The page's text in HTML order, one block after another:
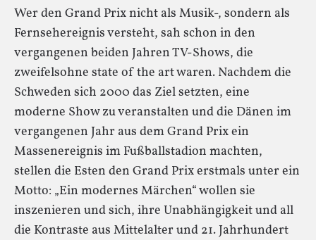
Wer den Grand Prix nicht als Musik-, sondern als
Fernsehereignis versteht, sah schon in den
vergangenen beiden Jahren TV-Shows, die
zweifelsohne state of the art waren. Nachdem die
Schweden sich 2000 das Ziel setzten, eine
moderne Show zu veranstalten und die Dänen im
vergangenen Jahr aus dem Grand Prix ein
Massenereignis im Fußballstadion machten,
stellen die Esten den Grand Prix erstmals unter ein
Motto: „Ein modernes Märchen“ wollen sie
inszenieren und sich, ihre Unabhängigkeit und all
die Kontraste aus Mittelalter und 21. Jahrhundert